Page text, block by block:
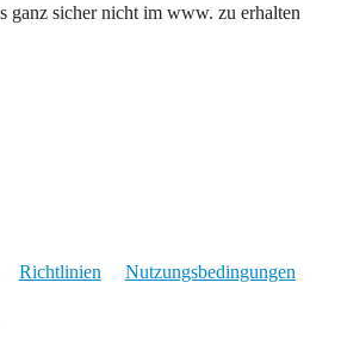
ganz sicher nicht im www. zu erhalten
Richtlinien Nutzungsbedingungen